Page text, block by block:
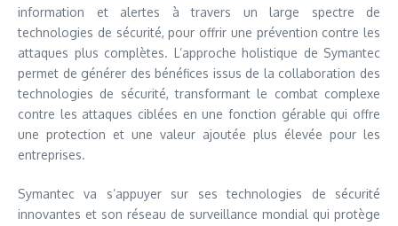
information et alertes à travers un large spectre de
technologies de sécurité, pour offrir une prévention contre les
attaques plus complètes. L’approche holistique de Symantec
permet de générer des bénéfices issus de la collaboration des
technologies de sécurité, transformant le combat complexe
contre les attaques ciblées en une fonction gérable qui offre
une protection et une valeur ajoutée plus élevée pour les
entreprises.
Symantec va s’appuyer sur ses technologies de sécurité
innovantes et son réseau de surveillance mondial qui protège